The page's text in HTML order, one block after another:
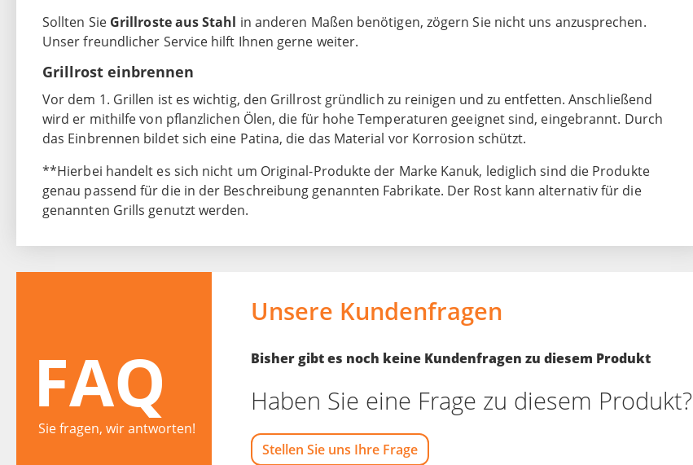
Sollten Sie Grillroste aus Stahl in anderen Maßen benötigen, zögern Sie nicht uns anzusprechen.
Unser freundlicher Service hilft Ihnen gerne weiter.
Grillrost einbrennen
Vor dem 1. Grillen ist es wichtig, den Grillrost gründlich zu reinigen und zu entfetten. Anschließend
wird er mithilfe von pflanzlichen Ölen, die für hohe Temperaturen geeignet sind, eingebrannt. Durch
das Einbrennen bildet sich eine Patina, die das Material vor Korrosion schützt.
**Hierbei handelt es sich nicht um Original-Produkte der Marke Kanuk, lediglich sind die Produkte
genau passend für die in der Beschreibung genannten Fabrikate. Der Rost kann alternativ für die
genannten Grills genutzt werden.
FAQ
Sie fragen, wir antworten!
Unsere Kundenfragen
Bisher gibt es noch keine Kundenfragen zu diesem Produkt
Haben Sie eine Frage zu diesem Produkt?
Stellen Sie uns Ihre Frage